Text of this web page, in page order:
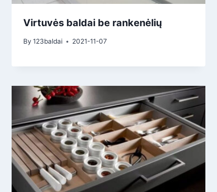
Virtuvės baldai be rankenėlių
By 123baldai 2021-11-07